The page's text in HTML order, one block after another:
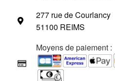
277 rue de Courlancy
51100 REIMS
Moyens de paiement :